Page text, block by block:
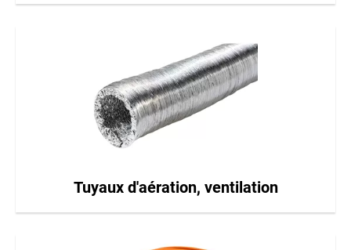
Tuyaux d'aération, ventilation